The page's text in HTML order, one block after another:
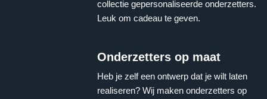
collectie gepersonaliseerde onderzetters.
Leuk om cadeau te geven.
Onderzetters op maat
Heb je zelf een ontwerp dat je wilt laten
realiseren? Wij maken onderzetters op